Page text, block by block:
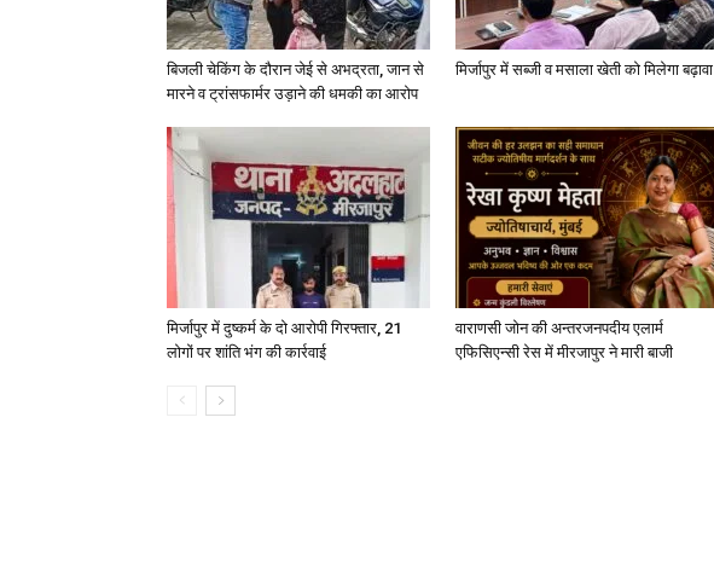
बिजली चेकिंग के दौरान जेई से अभद्रता, जान से
मारने व ट्रांसफार्मर उड़ाने की धमकी का आरोप
मिर्जापुर में सब्जी व मसाला खेती को मिलेगा बढ़ावा
मिर्जापुर में दुष्कर्म के दो आरोपी गिरफ्तार, 21
लोगों पर शांति भंग की कार्रवाई
वाराणसी जोन की अन्तरजनपदीय एलार्म
एफिसिएन्सी रेस में मीरजापुर ने मारी बाजी